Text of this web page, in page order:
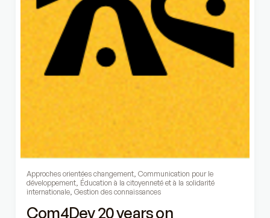
Approches orientées changement, Communication pour le
développement, Éducation à la citoyenneté et à la solidarité
internationale, Gestion des connaissances
Com4Dev 20 years on